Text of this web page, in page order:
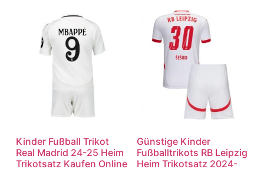
Kinder Fußball Trikot
Real Madrid 24-25 Heim
Trikotsatz Kaufen Online
Günstige Kinder
Fußballtrikots RB Leipzig
Heim Trikotsatz 2024-